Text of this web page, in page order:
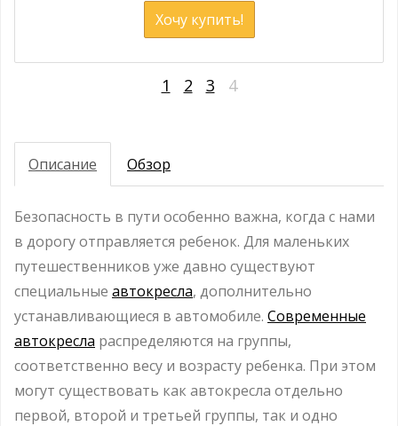
Хочу купить!
1 2 3 4
Описание Обзор
Безопасность в пути особенно важна, когда с нами
в дорогу отправляется ребенок. Для маленьких
путешественников уже давно существуют
специальные автокресла, дополнительно
устанавливающиеся в автомобиле. Современные
автокресла распределяются на группы,
соответственно весу и возрасту ребенка. При этом
могут существовать как автокресла отдельно
первой, второй и третьей группы, так и одно